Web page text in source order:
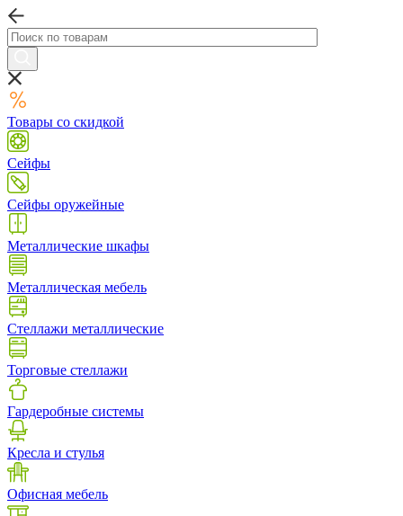
Товары со скидкой
Сейфы
Сейфы оружейные
Металлические шкафы
Металлическая мебель
Стеллажи металлические
Торговые стеллажи
Гардеробные системы
Кресла и стулья
Офисная мебель